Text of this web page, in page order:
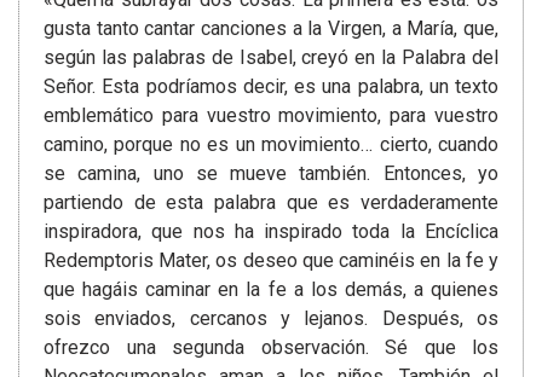
gusta tanto cantar canciones a la Virgen, a María, que,
según las palabras de Isabel, creyó en la Palabra del
Señor. Esta podríamos decir, es una palabra, un texto
emblemático para vuestro movimiento, para vuestro
camino, porque no es un movimiento… cierto, cuando
se camina, uno se mueve también. Entonces, yo
partiendo de esta palabra que es verdaderamente
inspiradora, que nos ha inspirado toda la Encíclica
Redemptoris Mater, os deseo que caminéis en la fe y
que hagáis caminar en la fe a los demás, a quienes
sois enviados, cercanos y lejanos. Después, os
ofrezco una segunda observación. Sé que los